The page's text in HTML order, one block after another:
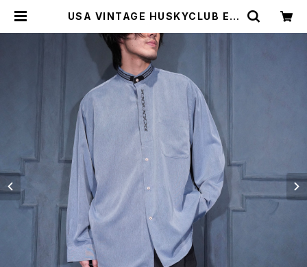
USA VINTAGE HUSKYCLUB EM
LAR SHIRT/アメリカ古着刺繍デザ
インバンドカラーシャツ | Titti Vint
age